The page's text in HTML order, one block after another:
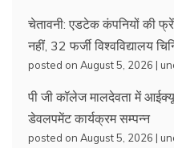
चेतावनी: एडटेक कंपनियों की
नहीं, 32 फर्जी विश्वविद्यालय
posted on August 5, 2026 |
पी जी कॉलेज मालदेवता में
डेवलपमेंट कार्यक्रम सम्पन्न
posted on August 5, 2026 |